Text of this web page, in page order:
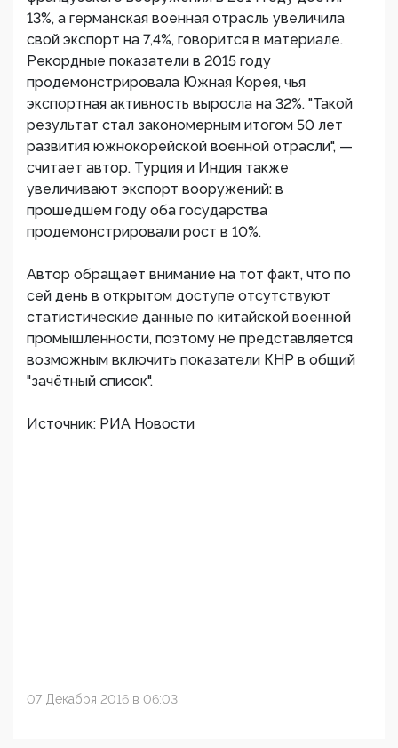
13%, а германская военная отрасль увеличила
свой экспорт на 7,4%, говорится в материале.
Рекордные показатели в 2015 году
продемонстрировала Южная Корея, чья
экспортная активность выросла на 32%. "Такой
результат стал закономерным итогом 50 лет
развития южнокорейской военной отрасли", —
считает автор. Турция и Индия также
увеличивают экспорт вооружений: в
прошедшем году оба государства
продемонстрировали рост в 10%.
Автор обращает внимание на тот факт, что по
сей день в открытом доступе отсутствуют
статистические данные по китайской военной
промышленности, поэтому не представляется
возможным включить показатели КНР в общий
"зачётный список".
Источник: РИА Новости
07 Декабря 2016 в 06:03